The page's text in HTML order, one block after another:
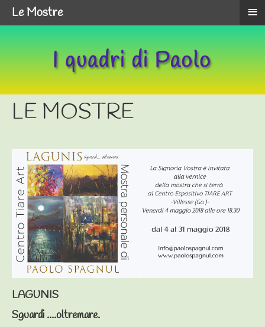
LE MOSTRE
LAGUNIS
Sguardi ....oltremare.
Le Mostre ≡